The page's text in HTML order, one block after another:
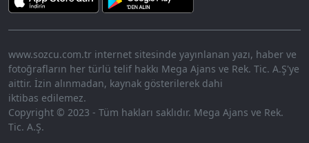
www.sozcu.com.tr internet sitesinde yayınlanan yazı, haber ve
fotoğrafların her türlü telif hakkı Mega Ajans ve Rek. Tic. A.Ş'ye
aittir. İzin alınmadan, kaynak gösterilerek dahi
iktibas edilemez.
Copyright © 2023 - Tüm hakları saklıdır. Mega Ajans ve Rek.
Tic. A.Ş.